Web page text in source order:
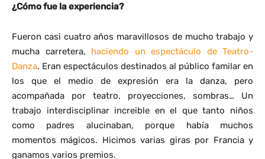
¿Cómo fue la experiencia?
Fueron casi cuatro años maravillosos de mucho trabajo y
mucha carretera, haciendo un espectáculo de Teatro-
Danza. Eran espectáculos destinados al público familar en
los que el medio de expresión era la danza, pero
acompañada por teatro, proyecciones, sombras… Un
trabajo interdisciplinar increible en el que tanto niños
como padres alucinaban, porque había muchos
momentos mágicos. Hicimos varias giras por Francia y
ganamos varios premios.